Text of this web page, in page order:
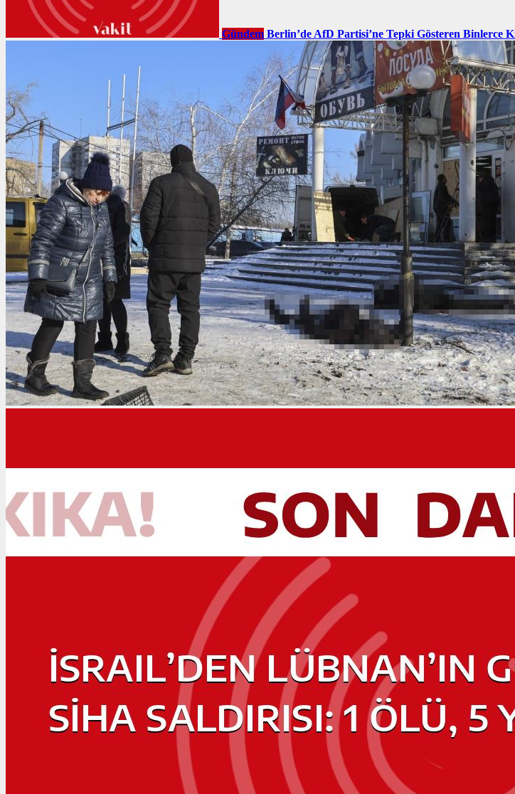
Gündem Berlin’de AfD Partisi’ne Tepki Gösteren Binlerce